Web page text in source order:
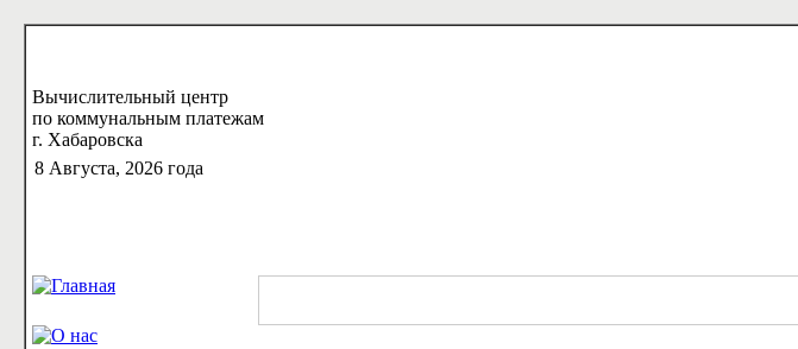
Вычислительный центр
по коммунальным платежам
г. Хабаровска
8 Августа, 2026 года